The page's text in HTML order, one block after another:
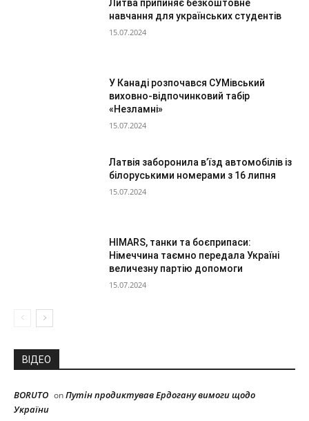
Литва припиняє безкоштовне
навчання для українських студентів
15.07.2024
У Канаді розпочався СУМівський
виховно-відпочинковий табір
«Незламні»
15.07.2024
Латвія заборонила в’їзд автомобілів із
білоруськими номерами з 16 липня
15.07.2024
HIMARS, танки та боєприпаси:
Німеччина таємно передала Україні
величезну партію допомоги
15.07.2024
ВІДЕО
BORUTO onПутін продиктував Ердогану вимоги щодо
України